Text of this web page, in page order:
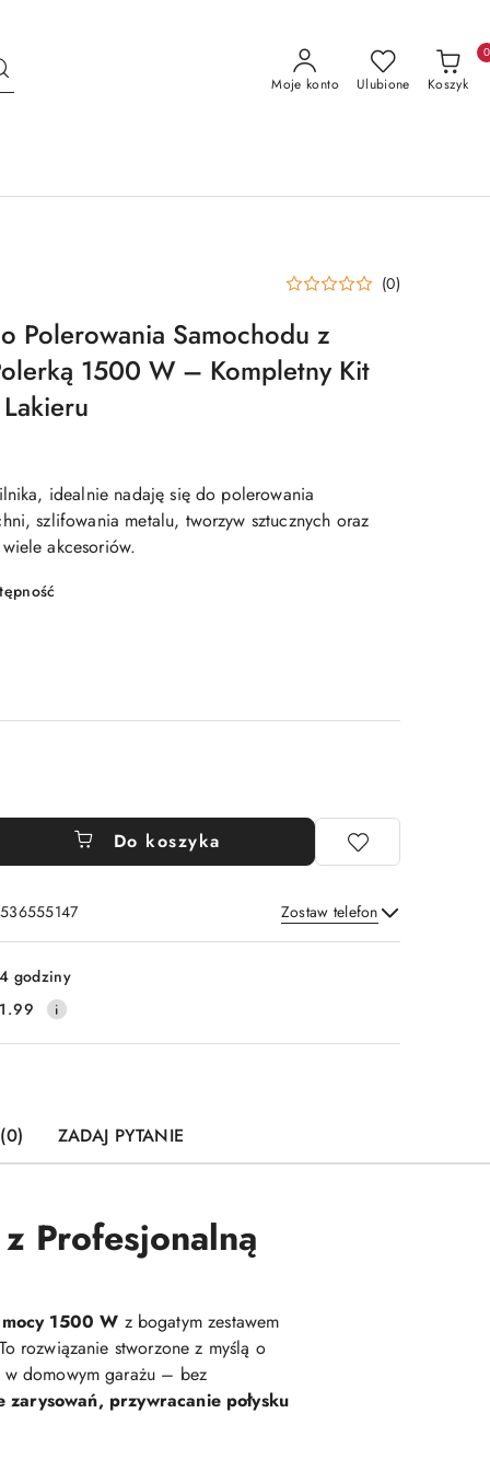
Moje konto Ulubione Koszyk
0
(0)
Polerowania Samochodu z
1500 W – Kompletny Kit
idealnie nadaję się do polerowania
szlifowania metalu, tworzyw sztucznych oraz
akcesoriów.
Do koszyka
Zostaw telefon
Wyślij
godziny
ZADAJ PYTANIE
Profesjonalną
1500 W z bogatym zestawem
rozwiązanie stworzone z myślą o
w domowym garażu – bez
zarysowań, przywracanie połysku